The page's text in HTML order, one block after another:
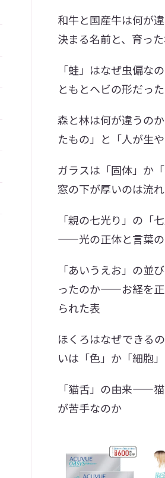
和牛と国産牛は何が
決まる名前と、育っ
「蛙」はなぜ虫偏
ともとヘビの形だった
森と林は何が違うの
たもの」と「人が生や
ガラスは「固体」か
窓の下が厚いのは流
「親の七光り」の「
——光の正体と言葉
「あいうえお」の並
ったのか——お経を
られた表
ほくろはなぜできる
いは「色」か「細胞
「猫舌」の由来——
が苦手なのか